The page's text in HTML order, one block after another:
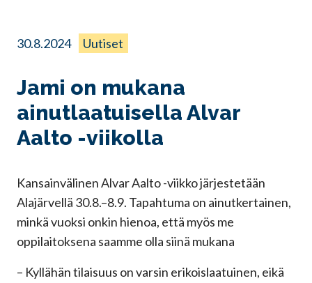
30.8.2024 Uutiset
Jami on mukana
ainutlaatuisella Alvar
Aalto -viikolla
Kansainvälinen Alvar Aalto -viikko järjestetään
Alajärvellä 30.8.–8.9. Tapahtuma on ainutkertainen,
minkä vuoksi onkin hienoa, että myös me
oppilaitoksena saamme olla siinä mukana
– Kyllähän tilaisuus on varsin erikoislaatuinen, eikä